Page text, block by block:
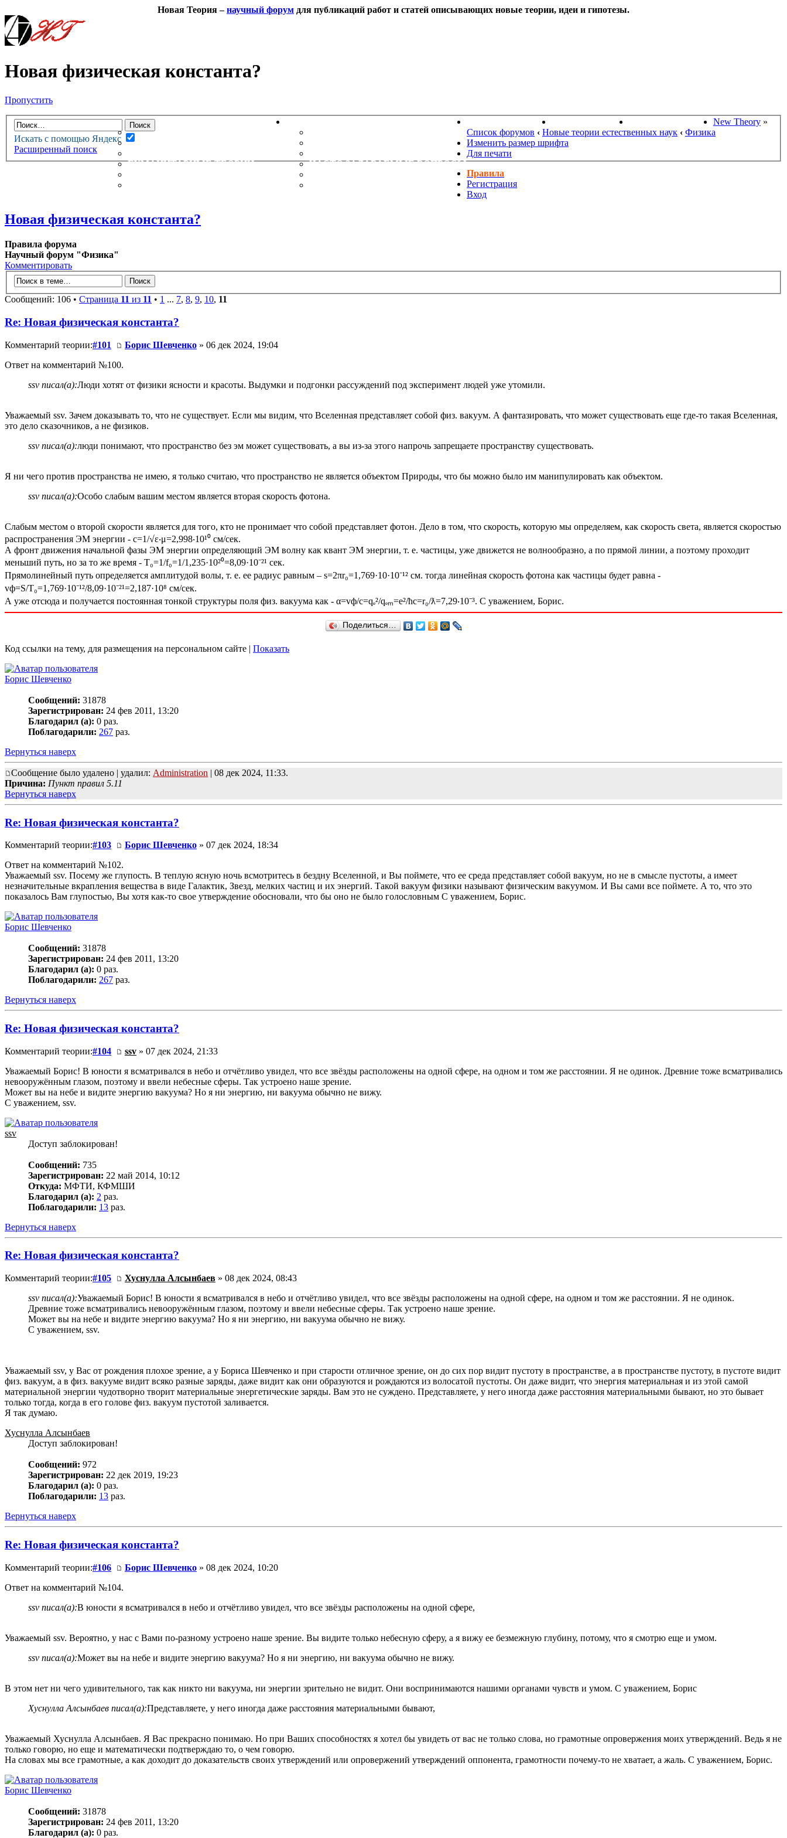
Новая Теория –научный форум для публикаций работ и статей описывающих новые теории, идеи и гипотезы.
Новая физическая константа?
Пропустить
Искать с помощью Яндекс
Расширенный поиск
НОВАЯ ТЕОРИЯФОРУМ
НОВЫЕ СООБЩЕНИЯ
НЕПРОЧИТАННЫЕ СООБЩЕНИЯ
ГУМАНИТАРНЫЕ ТЕОРИИ
ЧАСТО ЗАДАВАЕМЫЕ ВОПРОСЫ
НОВОСТИ НАУКИ ПОИСК ТЕОРИЙ СТАРЫЙ ПОРТАЛ New Theory »
Список форумов ‹ Новые теории естественных наук ‹ Физика
Изменить размер шрифта
Для печати
Правила
Регистрация
Вход
Новая физическая константа?
Правила форума
Научный форум "Физика"
Комментировать
Сообщений: 106 • Страница 11 из 11 • 1 ... 7, 8, 9, 10, 11
Re: Новая физическая константа?
Комментарий теории:#101 Борис Шевченко » 06 дек 2024, 19:04
Ответ на комментарий №100.
ssv писал(а):Люди хотят от физики ясности и красоты. Выдумки и подгонки рассуждений под эксперимент людей уже утомили.
Уважаемый ssv. Зачем доказывать то, что не существует. Если мы видим, что Вселенная представляет собой физ. вакуум. А фантазировать, что может существовать еще где-то такая Вселенная,
это дело сказочников, а не физиков.
ssv писал(а):люди понимают, что пространство без эм может существовать, а вы из-за этого напрочь запрещаете пространству существовать.
Я ни чего против пространства не имею, я только считаю, что пространство не является объектом Природы, что бы можно было им манипулировать как объектом.
ssv писал(а):Особо слабым вашим местом является вторая скорость фотона.
Слабым местом о второй скорости является для того, кто не пронимает что собой представляет фотон. Дело в том, что скорость, которую мы определяем, как скорость света, является скоростью
распространения ЭМ энергии - с=1/√ε‧μ=2,998‧10¹⁰ см/сек.
А фронт движения начальной фазы ЭМ энергии определяющий ЭМ волну как квант ЭМ энергии, т. е. частицы, уже движется не волнообразно, а по прямой линии, а поэтому проходит
меньший путь, но за то же время - T₀=1/f₀=1/1,235·10²⁰=8,09·10⁻²¹ сек.
Прямолинейный путь определяется амплитудой волы, т. е. ее радиус равным – s=2πr₀=1,769·10·10⁻¹² см. тогда линейная скорость фотона как частицы будет равна -
vф=S/T₀=1,769·10⁻¹²/8,09·10⁻²¹=2,187·10⁸ см/сек.
А уже отсюда и получается постоянная тонкой структуры поля физ. вакуума как - α=vф/с=qₑ²/qₑₘ=e²/ћc=r₀/ƛ=7,29‧10⁻³. С уважением, Борис.
Поделиться…
Код ссылки на тему, для размещения на персональном сайте | Показать
Борис Шевченко
Сообщений: 31878
Зарегистрирован: 24 фев 2011, 13:20
Благодарил (а): 0 раз.
Поблагодарили: 267 раз.
Вернуться наверх
Сообщение было удалено | удалил: Administration | 08 дек 2024, 11:33.
Причина: Пункт правил 5.11
Вернуться наверх
Re: Новая физическая константа?
Комментарий теории:#103 Борис Шевченко » 07 дек 2024, 18:34
Ответ на комментарий №102.
Уважаемый ssv. Посему же глупость. В теплую ясную ночь всмотритесь в бездну Вселенной, и Вы поймете, что ее среда представляет собой вакуум, но не в смысле пустоты, а имеет
незначительные вкрапления вещества в виде Галактик, Звезд, мелких частиц и их энергий. Такой вакуум физики называют физическим вакуумом. И Вы сами все поймете. А то, что это
показалось Вам глупостью, Вы хотя как-то свое утверждение обосновали, что бы оно не было голословным С уважением, Борис.
Борис Шевченко
Сообщений: 31878
Зарегистрирован: 24 фев 2011, 13:20
Благодарил (а): 0 раз.
Поблагодарили: 267 раз.
Вернуться наверх
Re: Новая физическая константа?
Комментарий теории:#104 ssv » 07 дек 2024, 21:33
Уважаемый Борис! В юности я всматривался в небо и отчётливо увидел, что все звёзды расположены на одной сфере, на одном и том же расстоянии. Я не одинок. Древние тоже всматривались
невооружённым глазом, поэтому и ввели небесные сферы. Так устроено наше зрение.
Может вы на небе и видите энергию вакуума? Но я ни энергию, ни вакуума обычно не вижу.
С уважением, ssv.
ssv
Доступ заблокирован!
Сообщений: 735
Зарегистрирован: 22 май 2014, 10:12
Откуда: МФТИ, КФМШИ
Благодарил (а): 2 раз.
Поблагодарили: 13 раз.
Вернуться наверх
Re: Новая физическая константа?
Комментарий теории:#105 Хуснулла Алсынбаев » 08 дек 2024, 08:43
ssv писал(а):Уважаемый Борис! В юности я всматривался в небо и отчётливо увидел, что все звёзды расположены на одной сфере, на одном и том же расстоянии. Я не одинок.
Древние тоже всматривались невооружённым глазом, поэтому и ввели небесные сферы. Так устроено наше зрение.
Может вы на небе и видите энергию вакуума? Но я ни энергию, ни вакуума обычно не вижу.
С уважением, ssv.
Уважаемый ssv, у Вас от рождения плохое зрение, а у Бориса Шевченко и при старости отличное зрение, он до сих пор видит пустоту в пространстве, а в пространстве пустоту, в пустоте видит
физ. вакуум, а в физ. вакууме видит всяко разные заряды, даже видит как они образуются и рождаются из волосатой пустоты. Он даже видит, что энергия материальная и из этой самой
материальной энергии чудотворно творит материальные энергетические заряды. Вам это не суждено. Представляете, у него иногда даже расстояния материальными бывают, но это бывает
только тогда, когда в его голове физ. вакуум пустотой заливается.
Я так думаю.
Хуснулла Алсынбаев
Доступ заблокирован!
Сообщений: 972
Зарегистрирован: 22 дек 2019, 19:23
Благодарил (а): 0 раз.
Поблагодарили: 13 раз.
Вернуться наверх
Re: Новая физическая константа?
Комментарий теории:#106 Борис Шевченко » 08 дек 2024, 10:20
Ответ на комментарий №104.
ssv писал(а):В юности я всматривался в небо и отчётливо увидел, что все звёзды расположены на одной сфере,
Уважаемый ssv. Вероятно, у нас с Вами по-разному устроено наше зрение. Вы видите только небесную сферу, а я вижу ее безмежную глубину, потому, что я смотрю еще и умом.
ssv писал(а):Может вы на небе и видите энергию вакуума? Но я ни энергию, ни вакуума обычно не вижу.
В этом нет ни чего удивительного, так как никто ни вакуума, ни энергии зрительно не видит. Они воспринимаются нашими органами чувств и умом. С уважением, Борис
Хуснулла Алсынбаев писал(а):Представляете, у него иногда даже расстояния материальными бывают,
Уважаемый Хуснулла Алсынбаев. Я Вас прекрасно понимаю. Но при Ваших способностях я хотел бы увидеть от вас не только слова, но грамотные опровержения моих утверждений. Ведь я не
только говорю, но еще и математически подтверждаю то, о чем говорю.
На словах мы все грамотные, а как доходит до доказательств своих утверждений или опровержений утверждений оппонента, грамотности почему-то не хватает, а жаль. С уважением, Борис.
Борис Шевченко
Сообщений: 31878
Зарегистрирован: 24 фев 2011, 13:20
Благодарил (а): 0 раз.